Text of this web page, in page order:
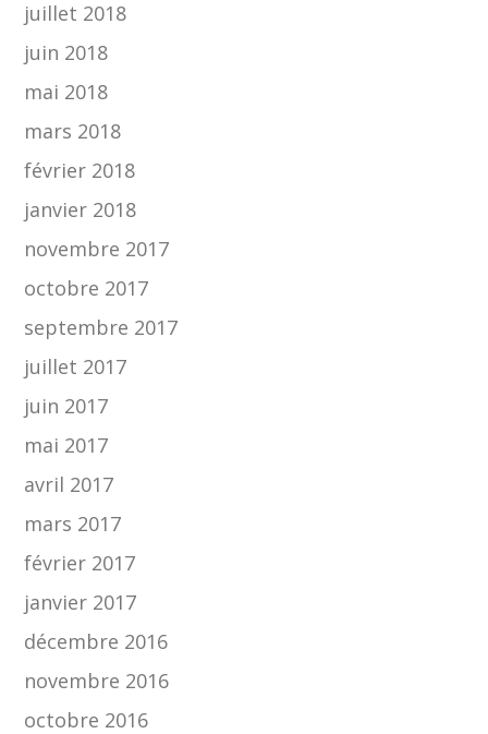
juillet 2018
juin 2018
mai 2018
mars 2018
février 2018
janvier 2018
novembre 2017
octobre 2017
septembre 2017
juillet 2017
juin 2017
mai 2017
avril 2017
mars 2017
février 2017
janvier 2017
décembre 2016
novembre 2016
octobre 2016